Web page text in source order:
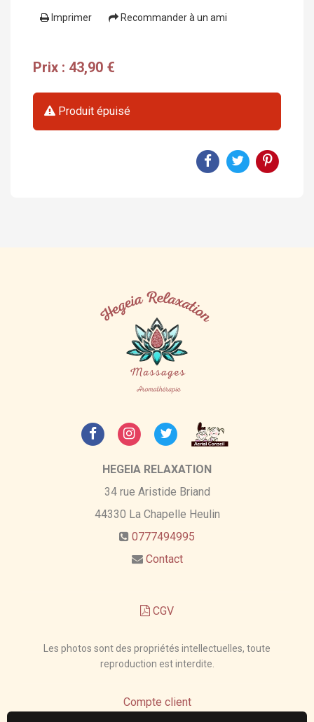
Imprimer Recommander à un ami
Prix : 43,90 €
Produit épuisé
HEGEIA RELAXATION
34 rue Aristide Briand
44330 La Chapelle Heulin
0777494995
Contact
CGV
Les photos sont des propriétés intellectuelles, toute
reproduction est interdite.
Compte client